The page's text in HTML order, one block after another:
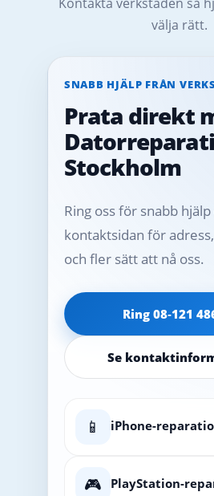
välja rätt.
SNABB HJÄLP FRÅN
Prata direkt
Stockholm
Ring oss för snabb
kontaktsidan för
och fler sätt att nå oss.
Ring 08‑121
Se
📱 iPhone-
🎮 PlayStation-